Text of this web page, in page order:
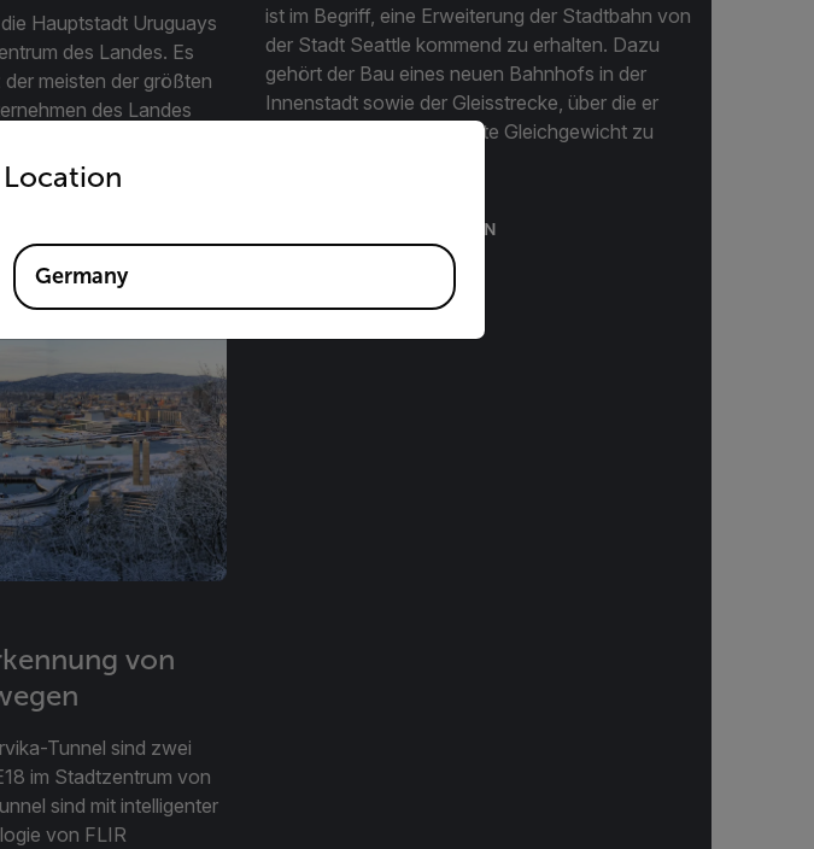
Hauptstadt Uruguays
des Landes. Es
meisten der größten
des Landes
ist im Begriff, eine Erweiterung der Stadtbahn von
der Stadt Seattle kommend zu erhalten. Dazu
gehört der Bau eines neuen Bahnhofs in der
Innenstadt sowie der Gleisstrecke, über die er
bedient wird. Um das beste Gleichgewicht zu
WEITERE INFORMATIONEN
von
Tunnel sind zwei
im Stadtzentrum von
sind mit intelligenter
von FLIR
below to access the appropriate version of our website.
Germany